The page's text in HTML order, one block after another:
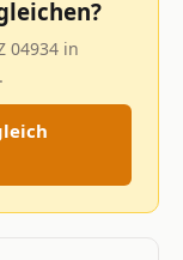
04934 in